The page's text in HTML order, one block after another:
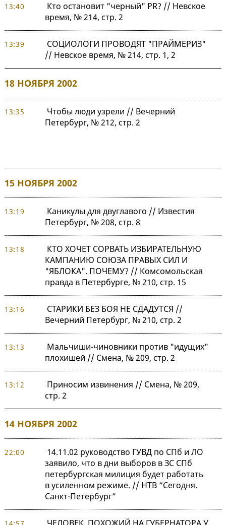
13:40
Кто остановит "черный" PR? // Невское
время, № 214, стр. 2
13:39
СОЦИОЛОГИ ПРОВОДЯТ "ПРАЙМЕРИЗ"
// Невское время, № 214, стр. 1, 2
18 НОЯБРЯ 2002
13:35
Чтобы люди узрели // Вечерний
Петербург, № 212, стр. 2
15 НОЯБРЯ 2002
13:19
Каникулы для двуглавого // Известия
Петербург, № 208, стр. 8
13:18
КТО ХОЧЕТ СОРВАТЬ ИЗБИРАТЕЛЬНУЮ
КАМПАНИЮ СОЮЗА ПРАВЫХ СИЛ И
"ЯБЛОКА". ПОЧЕМУ? // Комсомольская
правда в Петербурге, № 210, стр. 15
13:16
СТАРИКИ БЕЗ БОЯ НЕ СДАДУТСЯ //
Вечерний Петербург, № 210, стр. 2
13:13
Мальчиши-чиновники против "идущих"
плохишей // Смена, № 209, стр. 2
13:12
Приносим извинения // Смена, № 209,
стр. 2
14 НОЯБРЯ 2002
22:00
14.11.02 руководство ГУВД по СПб и ЛО
заявило, что в дни выборов в ЗС СПб
петербургская милиция будет работать
в усиленном режиме. // НТВ “Сегодня.
Санкт-Петербург”